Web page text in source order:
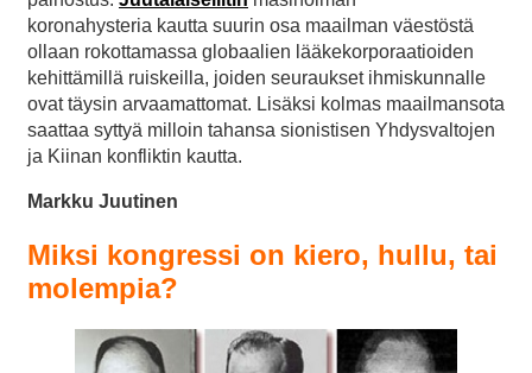
koronahysteria kautta suurin osa maailman väestöstä
ollaan rokottamassa globaalien lääkekorporaatioiden
kehittämillä ruiskeilla, joiden seuraukset ihmiskunnalle
ovat täysin arvaamattomat. Lisäksi kolmas maailmansota
saattaa syttyä milloin tahansa sionistisen Yhdysvaltojen
ja Kiinan konfliktin kautta.
Markku Juutinen
Miksi kongressi on kiero, hullu, tai
molempia?